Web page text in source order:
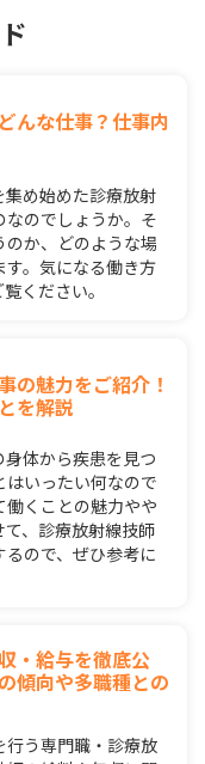
んな仕事？仕事内
め始めた診療放射
のでしょうか。そ
か、どのような場
。気になる働き方
ください。
の魅力をご紹介！
を解説
体から疾患を見つ
いったい何なので
働くことの魅力やや
、診療放射線技師
ので、ぜひ参考に
・給与を徹底公
傾向や多職種との
行う専門職・診療放